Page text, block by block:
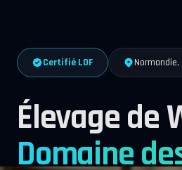
Certifié LOF Normandie,
Élevage de
Domaine